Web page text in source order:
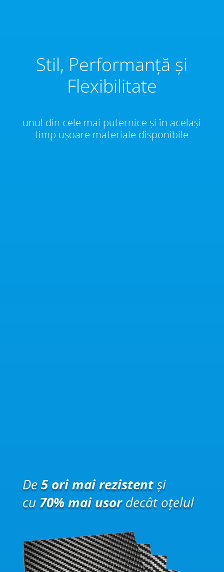
Stil, Performanță și
Flexibilitate
unul din cele mai puternice și în același
timp ușoare materiale disponibile
De5 ori mai rezistentși
cu 70% mai usordecât oțelul